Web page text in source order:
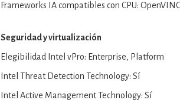
Frameworks IA compatibles con CPU:
Seguridad y virtualización
Elegibilidad Intel vPro: Enterprise, Platform
Intel Threat Detection Technology: Sí
Intel Active Management Technology: Sí